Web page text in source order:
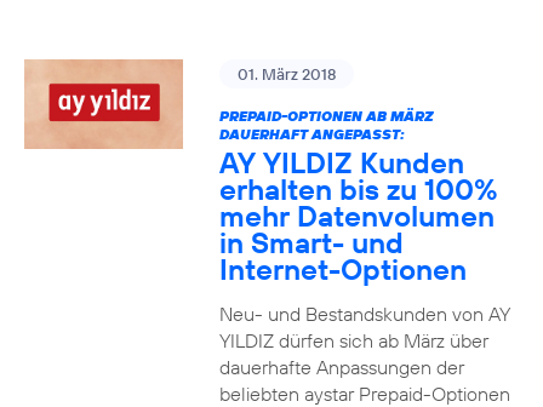
01. März 2018
PREPAID-OPTIONEN AB MÄRZ
DAUERHAFT ANGEPASST:
AY YILDIZ Kunden
erhalten bis zu 100%
mehr Datenvolumen
in Smart- und
Internet-Optionen
Neu- und Bestandskunden von AY
YILDIZ dürfen sich ab März über
dauerhafte Anpassungen der
beliebten aystar Prepaid-Optionen